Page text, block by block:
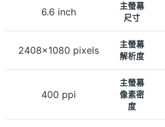
6.6 inch
主螢幕
尺寸
2408x1080 pixels
主螢幕
解析度
400 ppi
主螢幕
像素密
度